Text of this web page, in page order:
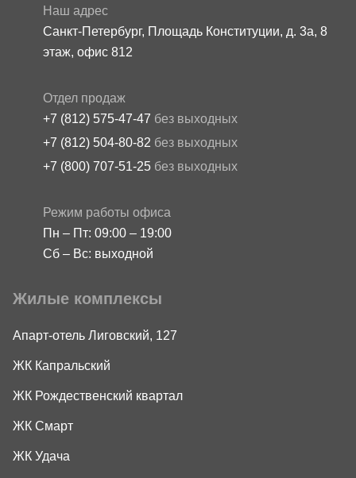
Наш адрес
Санкт-Петербург, Площадь Конституции, д. 3а, 8
этаж, офис 812
Отдел продаж
+7 (812) 575-47-47 без выходных
+7 (812) 504-80-82 без выходных
+7 (800) 707-51-25 без выходных
Режим работы офиса
Пн – Пт: 09:00 – 19:00
Сб – Вс: выходной
Жилые комплексы
Апарт-отель Лиговский, 127
ЖК Капральский
ЖК Рождественский квартал
ЖК Смарт
ЖК Удача